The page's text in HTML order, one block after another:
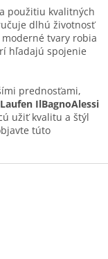
a použitiu kvalitných
dlhú životnosť
moderné tvary robia
hľadajú spojenie
prednosťami,
Laufen IlBagnoAlessi
užiť kvalitu a štýl
túto